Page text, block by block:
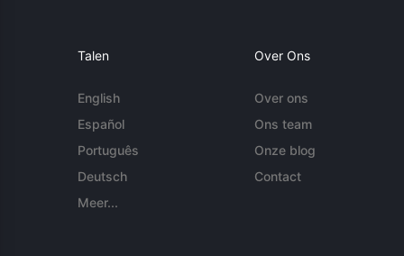
Talen
English
Español
Português
Deutsch
Meer...
Over Ons
Over ons
Ons team
Onze blog
Contact